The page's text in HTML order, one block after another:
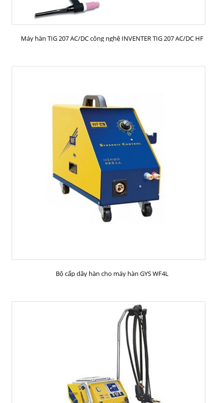
Máy hàn TIG 207 AC/DC công nghệ INVENTER TIG 207 AC/DC HF
Bộ cấp dây hàn cho máy hàn GYS WF4L